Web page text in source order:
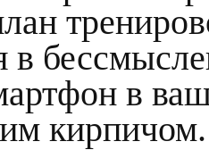
в
в
кирпичом.